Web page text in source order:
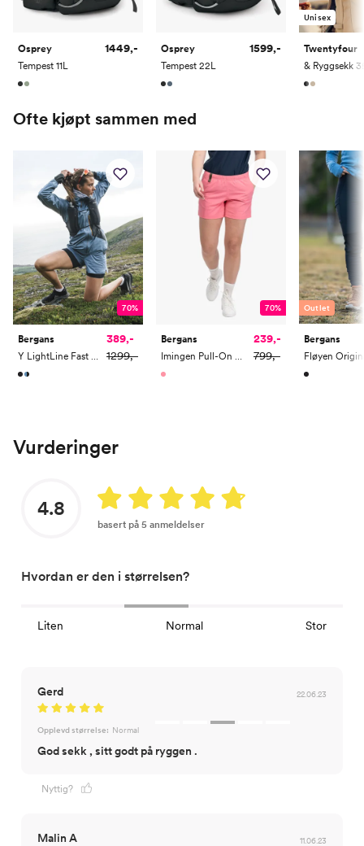
Osprey
Tempest 11L
1449,-
Osprey
Tempest 22L
1599,-
Unisex
Twentyfour
& Ryggsekk
Ofte kjøpt sammen med
70%
Bergans
Y LightLine Fast 5" Shorts Women
389,-
1299,-
70%
Bergans
Imingen Pull-On Shorts Women
239,-
799,-
Outlet
Bergans
Vurderinger
4.8
basert på 5 anmeldelser
Hvordan er den i størrelsen?
Liten Normal Stor
Gerd 22.06.23
Opplevd størrelse: Normal
God sekk , sitt godt på ryggen .
Nyttig?
Malin A 11.06.23